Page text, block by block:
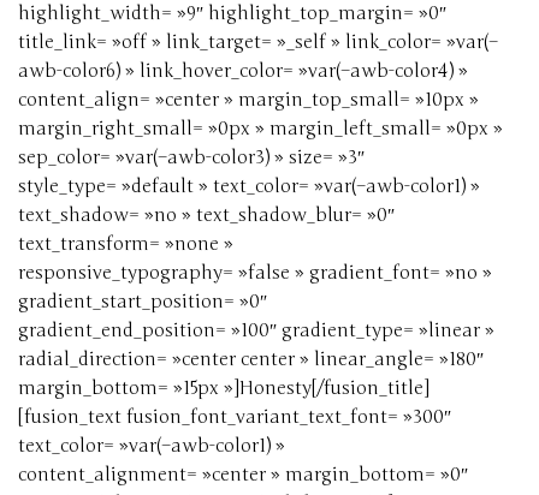
highlight_width= »9″ highlight_top_margin= »0″
title_link= »off » link_target= »_self » link_color= »var(–
awb-color6) » link_hover_color= »var(–awb-color4) »
content_align= »center » margin_top_small= »10px »
margin_right_small= »0px » margin_left_small= »0px »
sep_color= »var(–awb-color3) » size= »3″
style_type= »default » text_color= »var(–awb-color1) »
text_shadow= »no » text_shadow_blur= »0″
text_transform= »none »
responsive_typography= »false » gradient_font= »no »
gradient_start_position= »0″
gradient_end_position= »100″ gradient_type= »linear »
radial_direction= »center center » linear_angle= »180″
margin_bottom= »15px »]Honesty[/fusion_title]
[fusion_text fusion_font_variant_text_font= »300″
text_color= »var(–awb-color1) »
content_alignment= »center » margin_bottom= »0″